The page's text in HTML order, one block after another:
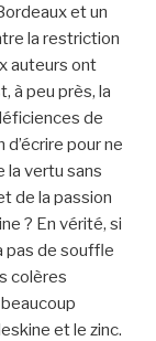
et un
la restriction
auteurs ont
à peu près, la
de
pour ne
la vertu sans
de la passion
? En vérité, si
pas de souffle
colères
et le zinc.